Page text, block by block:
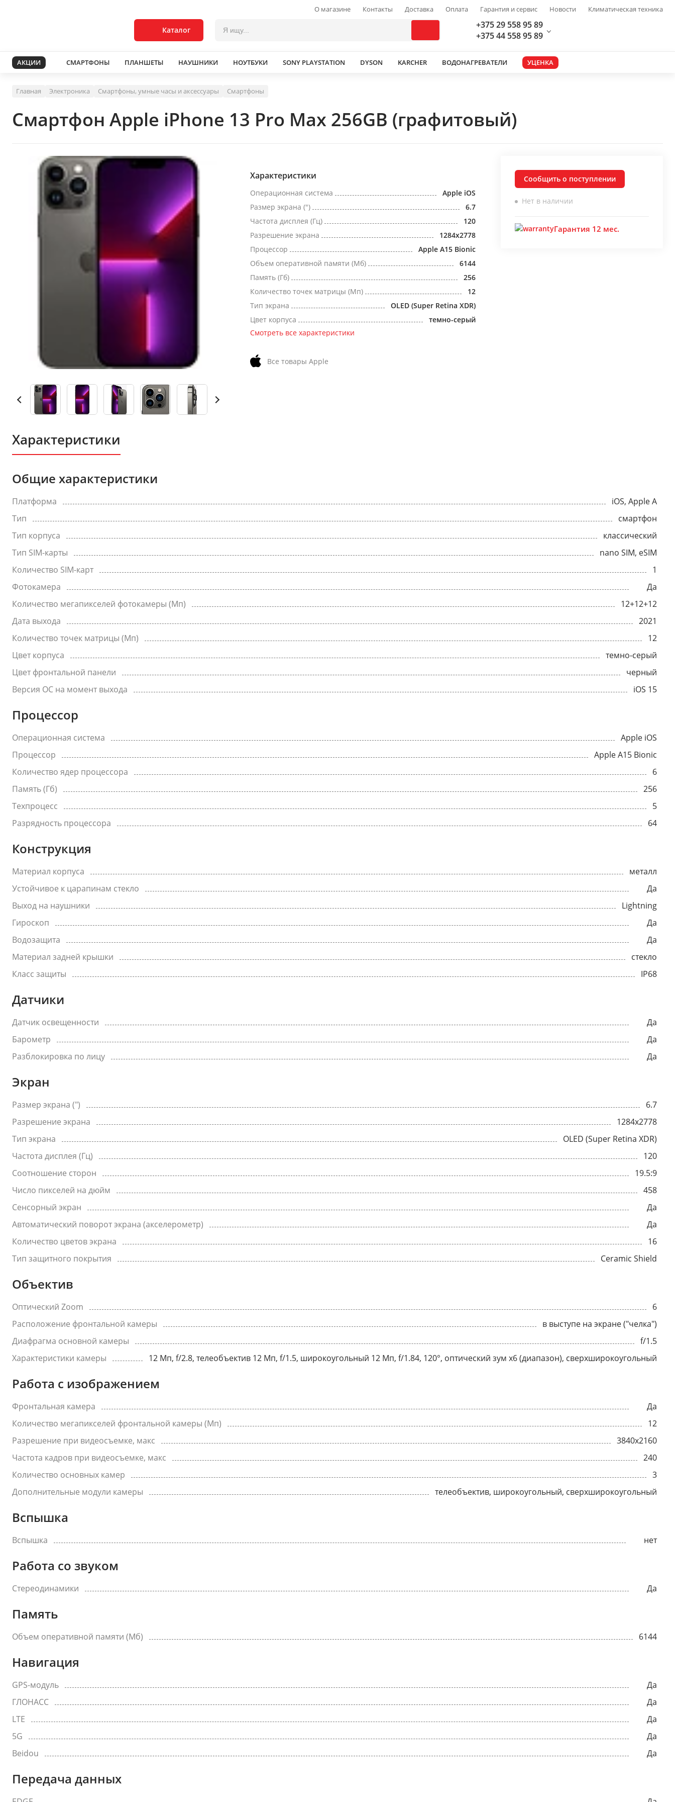
О магазине Контакты Доставка Оплата Гарантия и сервис Новости Климатическая техника
Каталог
+375 29 558 95 89
+375 44 558 95 89
АКЦИИ СМАРТФОНЫ ПЛАНШЕТЫ НАУШНИКИ НОУТБУКИ SONY PLAYSTATION DYSON KARCHER ВОДОНАГРЕВАТЕЛИ УЦЕНКА
Главная Электроника Смартфоны, умные часы и аксессуары Смартфоны
Смартфон Apple iPhone 13 Pro Max 256GB (графитовый)
Характеристики
Операционная система
Apple iOS
Размер экрана (")
6.7
Частота дисплея (Гц)
120
Разрешение экрана
1284x2778
Процессор
Apple A15 Bionic
Объем оперативной памяти (Мб)
6144
Память (Гб)
256
Количество точек матрицы (Мп)
12
Тип экрана
OLED (Super Retina XDR)
Цвет корпуса
темно-серый
Смотреть все характеристики
Все товары Apple
Сообщить о поступлении
Нет в наличии
Гарантия 12 мес.
Характеристики
Общие характеристики
Платформа
iOS, Apple A
Тип
смартфон
Тип корпуса
классический
Тип SIM-карты
nano SIM, eSIM
Количество SIM-карт
1
Фотокамера
Да
Количество мегапикселей фотокамеры (Мп)
12+12+12
Дата выхода
2021
Количество точек матрицы (Мп)
12
Цвет корпуса
темно-серый
Цвет фронтальной панели
черный
Версия ОС на момент выхода
iOS 15
Процессор
Операционная система
Apple iOS
Процессор
Apple A15 Bionic
Количество ядер процессора
6
Память (Гб)
256
Техпроцесс
5
Разрядность процессора
64
Конструкция
Материал корпуса
металл
Устойчивое к царапинам стекло
Да
Выход на наушники
Lightning
Гироскоп
Да
Водозащита
Да
Материал задней крышки
стекло
Класс защиты
IP68
Датчики
Датчик освещенности
Да
Барометр
Да
Разблокировка по лицу
Да
Экран
Размер экрана (")
6.7
Разрешение экрана
1284x2778
Тип экрана
OLED (Super Retina XDR)
Частота дисплея (Гц)
120
Соотношение сторон
19.5:9
Число пикселей на дюйм
458
Сенсорный экран
Да
Автоматический поворот экрана (акселерометр)
Да
Количество цветов экрана
16
Тип защитного покрытия
Ceramic Shield
Объектив
Оптический Zoom
6
Расположение фронтальной камеры
в выступе на экране ("челка")
Диафрагма основной камеры
f/1.5
Характеристики камеры
12 Мп, f/2.8, телеобъектив 12 Мп, f/1.5, широкоугольный 12 Мп, f/1.84, 120°, оптический зум x6 (диапазон), сверхширокоугольный
Работа с изображением
Фронтальная камера
Да
Количество мегапикселей фронтальной камеры (Мп)
12
Разрешение при видеосъемке, макс
3840x2160
Частота кадров при видеосъемке, макс
240
Количество основных камер
3
Дополнительные модули камеры
телеобъектив, широкоугольный, сверхширокоугольный
Вспышка
Вспышка нет
Работа со звуком
Стереодинамики Да
Память
Объем оперативной памяти (Мб) 6144
Навигация
GPS-модуль
Да
ГЛОНАСС
Да
LTE
Да
5G
Да
Beidou
Да
Передача данных